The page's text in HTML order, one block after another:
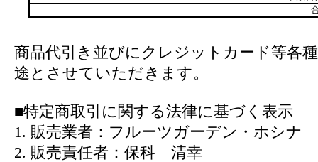
商品代引き並びにクレジットカード等各
途とさせていただきます。
■特定商取引に関する法律に基づく表示
1. 販売業者：フルーツガーデン・ホシナ
2. 販売責任者：保科 清幸